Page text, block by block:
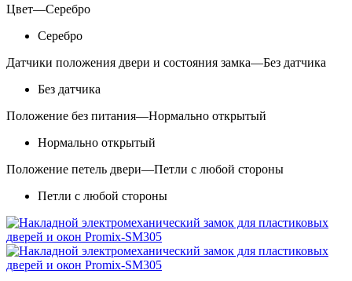
Цвет—Серебро
Серебро
Датчики положения двери и состояния замка—Без датчика
Без датчика
Положение без питания—Нормально открытый
Нормально открытый
Положение петель двери—Петли с любой стороны
Петли с любой стороны